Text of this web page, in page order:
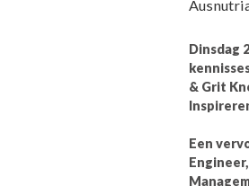
Dinsdag
& Grit
Een